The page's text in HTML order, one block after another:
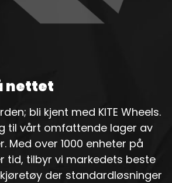
nettet
bli kjent med KITE Wheels.
til vårt omfattende lager av
Med over 1000 enheter på
tid, tilbyr vi markedets beste
der standardløsninger